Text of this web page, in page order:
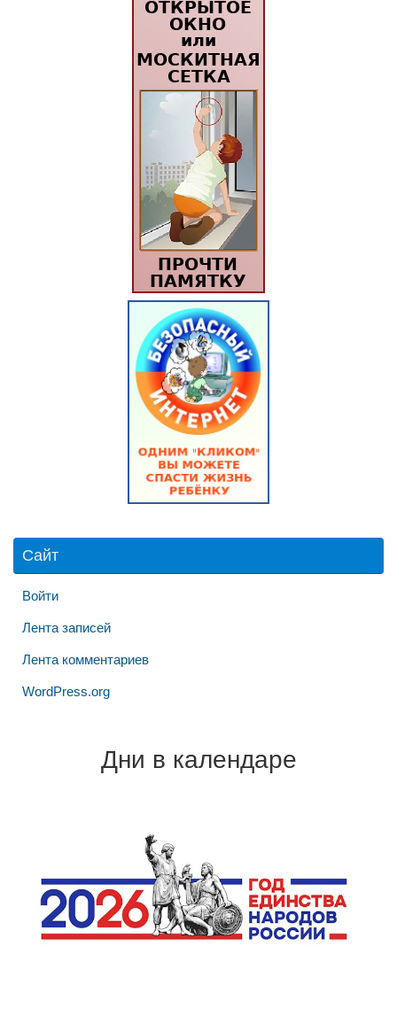
Сайт
Войти
Лента записей
Лента комментариев
WordPress.org
Дни в календаре